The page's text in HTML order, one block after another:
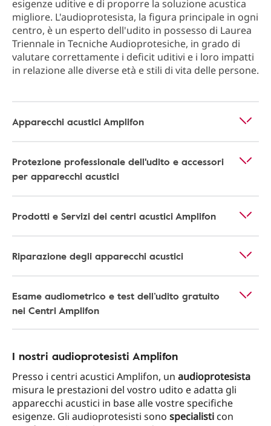
esigenze uditive e di proporre la soluzione acustica
migliore. L'audioprotesista, la figura principale in ogni
centro, è un esperto dell'udito in possesso di Laurea
Triennale in Tecniche Audioprotesiche, in grado di
valutare correttamente i deficit uditivi e i loro impatti
in relazione alle diverse età e stili di vita delle persone.
Apparecchi acustici Amplifon
Protezione professionale dell'udito e accessori
per apparecchi acustici
Prodotti e Servizi dei centri acustici Amplifon
Riparazione degli apparecchi acustici
Esame audiometrico e test dell’udito gratuito
nei Centri Amplifon
I nostri audioprotesisti Amplifon
Presso i centri acustici Amplifon, un audioprotesista
misura le prestazioni del vostro udito e adatta gli
apparecchi acustici in base alle vostre specifiche
esigenze. Gli audioprotesisti sono specialisti con